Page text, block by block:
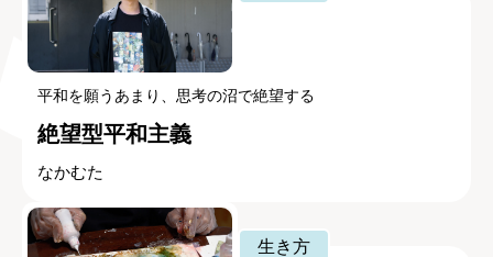
平和を願うあまり、思考の沼で絶望する
絶望型平和主義
なかむた
生き方